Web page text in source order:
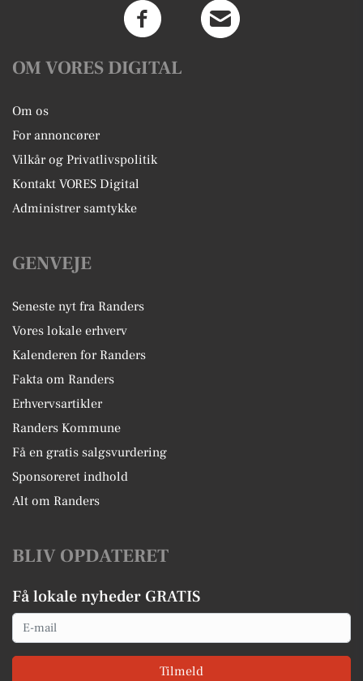
OM VORES DIGITAL
Om os
For annoncører
Vilkår og Privatlivspolitik
Kontakt VORES Digital
Administrer samtykke
GENVEJE
Seneste nyt fra Randers
Vores lokale erhverv
Kalenderen for Randers
Fakta om Randers
Erhvervsartikler
Randers Kommune
Få en gratis salgsvurdering
Sponsoreret indhold
Alt om Randers
BLIV OPDATERET
Få lokale nyheder GRATIS
Email
Tilmeld